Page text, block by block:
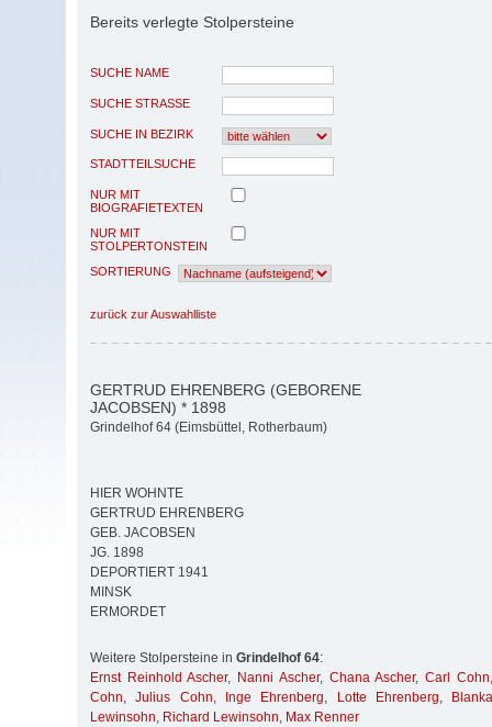
Bereits verlegte Stolpersteine
SUCHE NAME
SUCHE STRASSE
SUCHE IN BEZIRK
STADTTEILSUCHE
NUR MIT
BIOGRAFIETEXTEN
NUR MIT
STOLPERTONSTEIN
SORTIERUNG
zurück zur Auswahlliste
GERTRUD EHRENBERG (GEBORENE
JACOBSEN) * 1898
Grindelhof 64 (Eimsbüttel, Rotherbaum)
HIER WOHNTE
GERTRUD EHRENBERG
GEB. JACOBSEN
JG. 1898
DEPORTIERT 1941
MINSK
ERMORDET
Weitere Stolpersteine in Grindelhof 64:
Ernst Reinhold Ascher, Nanni Ascher, Chana Ascher,Carl Cohn
Cohn,Julius Cohn, Inge Ehrenberg, Lotte Ehrenberg,
Lewinsohn, Richard Lewinsohn, Max Renner